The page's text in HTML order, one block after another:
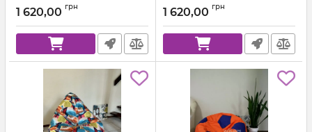
1 620,00 грн 1 620,00 грн